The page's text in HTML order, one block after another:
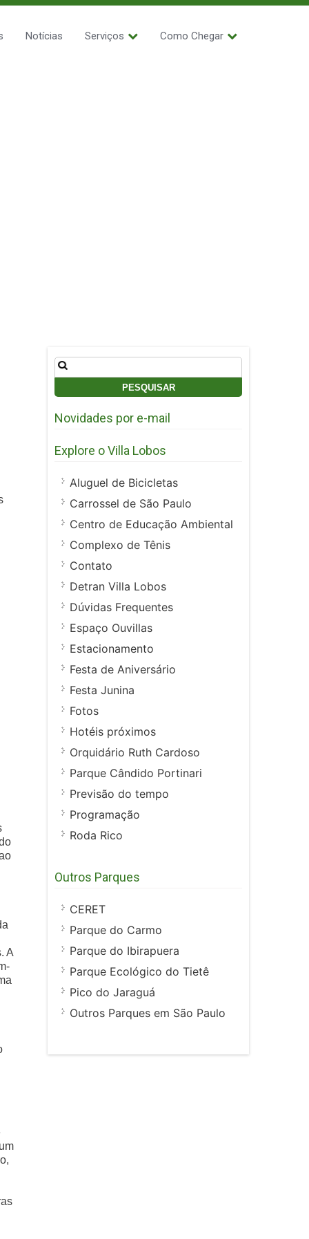
Notícias Serviços Como Chegar
A
Pesquisar
por:
Novidades por e-mail
Explore o Villa Lobos
Aluguel de Bicicletas
Carrossel de São Paulo
Centro de Educação Ambiental
Complexo de Tênis
Contato
Detran Villa Lobos
Dúvidas Frequentes
Espaço Ouvillas
Estacionamento
Festa de Aniversário
Festa Junina
Fotos
Hotéis próximos
Orquidário Ruth Cardoso
Parque Cândido Portinari
Previsão do tempo
Programação
Roda Rico
Outros Parques
CERET
Parque do Carmo
Parque do Ibirapuera
Parque Ecológico do Tietê
Pico do Jaraguá
Outros Parques em São Paulo